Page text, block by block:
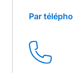
Par